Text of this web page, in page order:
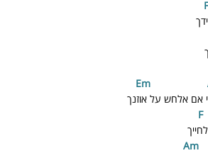
m
אם אלחש על אוזנך
F
m